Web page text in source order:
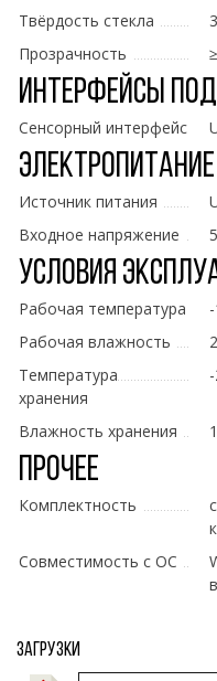
Твёрдость стекла
Прозрачность
Интерфейсы
Сенсорный интерфейс
Электропитание
Источник питания
Входное напряжение
Условия
Рабочая температура
Рабочая влажность
Температура
хранения
Влажность хранения
Прочее
Комплектность
Совместимость с ОС
Загрузки